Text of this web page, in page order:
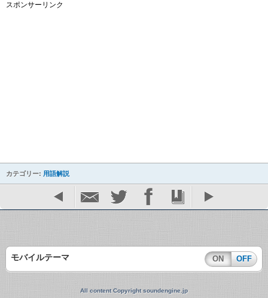
スポンサーリンク
カテゴリー: 用語解説
モバイルテーマ ON OFF
All content Copyright soundengine.jp